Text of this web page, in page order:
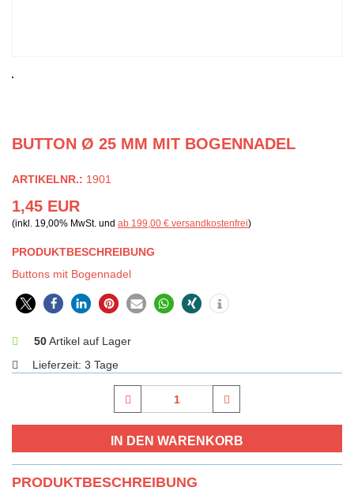
BUTTON Ø 25 MM MIT BOGENNADEL
ARTIKELNR.: 1901
1,45 EUR
(inkl. 19,00% MwSt. und ab 199,00 € versandkostenfrei)
PRODUKTBESCHREIBUNG
Buttons mit Bogennadel
50Artikel auf Lager
Lieferzeit: 3 Tage
PRODUKTBESCHREIBUNG